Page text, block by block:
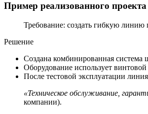
Пример реализованного проекта
Требование: создать гибкую
Решение
Создана комбинированная система
Оборудование использует
После тестовой эксплуатации
«Техническое обслуживание,
компании).